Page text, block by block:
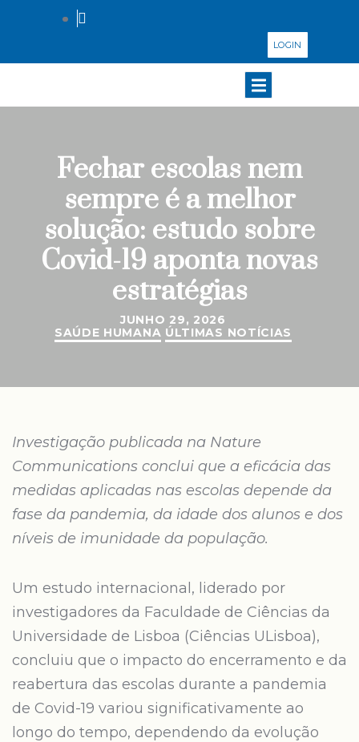
LOGIN
Fechar escolas nem
sempre é a melhor
solução: estudo sobre
Covid-19 aponta novas
estratégias
JUNHO 29, 2026
SAÚDE HUMANA ÚLTIMAS NOTÍCIAS
Investigação publicada na Nature
Communications conclui que a eficácia das
medidas aplicadas nas escolas depende da
fase da pandemia, da idade dos alunos e dos
níveis de imunidade da população.
Um estudo internacional, liderado por
investigadores da Faculdade de Ciências da
Universidade de Lisboa (Ciências ULisboa),
concluiu que o impacto do encerramento e da
reabertura das escolas durante a pandemia
de Covid-19 variou significativamente ao
longo do tempo, dependendo da evolução